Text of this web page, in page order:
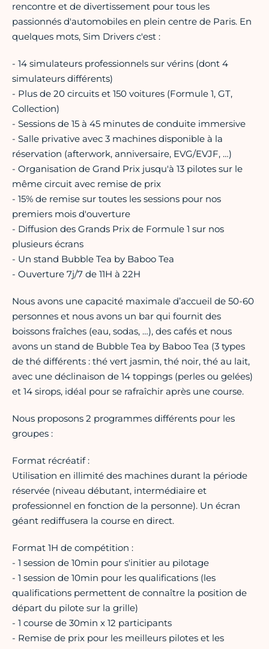
rencontre et de divertissement pour tous les
passionnés d'automobiles en plein centre de Paris. En
quelques mots, Sim Drivers c'est :
- 14 simulateurs professionnels sur vérins (dont 4
simulateurs différents)
- Plus de 20 circuits et 150 voitures (Formule 1, GT,
Collection)
- Sessions de 15 à 45 minutes de conduite immersive
- Salle privative avec 3 machines disponible à la
réservation (afterwork, anniversaire, EVG/EVJF, …)
- Organisation de Grand Prix jusqu'à 13 pilotes sur le
même circuit avec remise de prix
- 15% de remise sur toutes les sessions pour nos
premiers mois d'ouverture
- Diffusion des Grands Prix de Formule 1 sur nos
plusieurs écrans
- Un stand Bubble Tea by Baboo Tea
- Ouverture 7j/7 de 11H à 22H
Nous avons une capacité maximale d’accueil de 50-60
personnes et nous avons un bar qui fournit des
boissons fraîches (eau, sodas, …), des cafés et nous
avons un stand de Bubble Tea by Baboo Tea (3 types
de thé différents : thé vert jasmin, thé noir, thé au lait,
avec une déclinaison de 14 toppings (perles ou gelées)
et 14 sirops, idéal pour se rafraîchir après une course.
Nous proposons 2 programmes différents pour les
groupes :
Format récréatif :
Utilisation en illimité des machines durant la période
réservée (niveau débutant, intermédiaire et
professionnel en fonction de la personne). Un écran
géant rediffusera la course en direct.
Format 1H de compétition :
- 1 session de 10min pour s'initier au pilotage
- 1 session de 10min pour les qualifications (les
qualifications permettent de connaître la position de
départ du pilote sur la grille)
- 1 course de 30min x 12 participants
- Remise de prix pour les meilleurs pilotes et les